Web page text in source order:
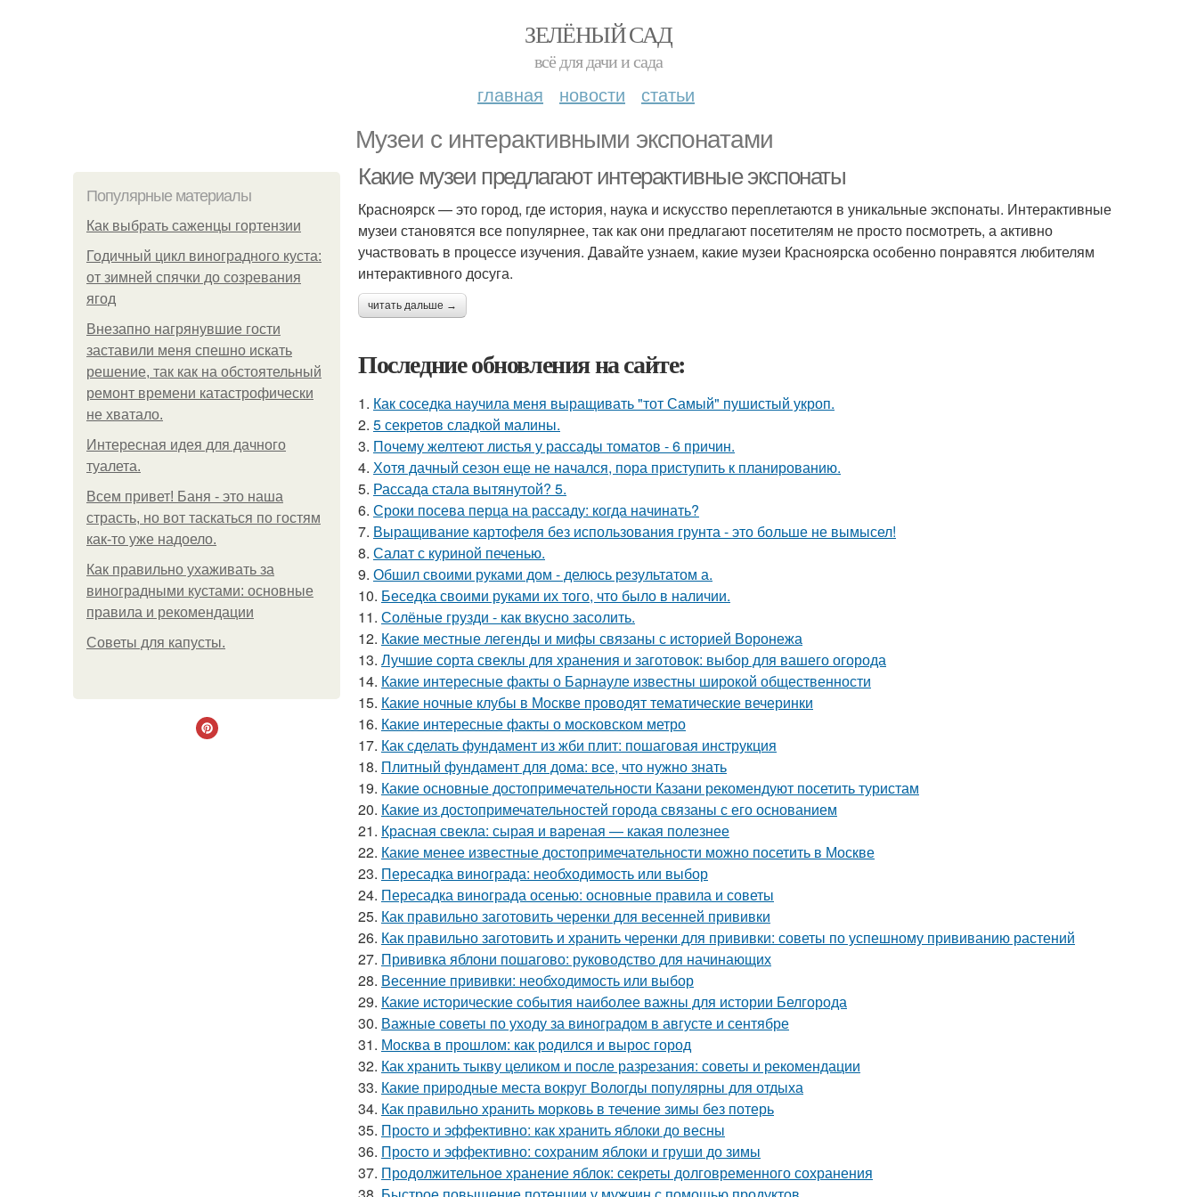
ЗЕЛЁНЫЙ САД
всё для дачи и сада
главная новости статьи
Музеи с интерактивными экспонатами
Популярные материалы
Как выбрать саженцы гортензии
Годичный цикл виноградного куста:
от зимней спячки до созревания
ягод
Внезапно нагрянувшие гости
заставили меня спешно искать
решение, так как на обстоятельный
ремонт времени катастрофически
не хватало.
Интересная идея для дачного
туалета.
Всем привет! Баня - это наша
страсть, но вот таскаться по гостям
как-то уже надоело.
Как правильно ухаживать за
виноградными кустами: основные
правила и рекомендации
Советы для капусты.
Какие музеи предлагают интерактивные экспонаты
Красноярск — это город, где история, наука и искусство переплетаются в уникальные экспонаты. Интерактивные
музеи становятся все популярнее, так как они предлагают посетителям не просто посмотреть, а активно
участвовать в процессе изучения. Давайте узнаем, какие музеи Красноярска особенно понравятся любителям
интерактивного досуга.
читать дальше →
Последние обновления на сайте:
1. Как соседка научила меня выращивать "тот Самый" пушистый укроп.
2. 5 секретов сладкой малины.
3. Почему желтеют листья у рассады томатов - 6 причин.
4. Хотя дачный сезон еще не начался, пора приступить к планированию.
5. Рассада стала вытянутой? 5.
6. Сроки посева перца на рассаду: когда начинать?
7. Выращивание картофеля без использования грунта - это больше не вымысел!
8. Салат с куриной печенью.
9. Обшил своими руками дом - делюсь результатом а.
10. Беседка своими руками их того, что было в наличии.
11. Солёные грузди - как вкусно засолить.
12. Какие местные легенды и мифы связаны с историей Воронежа
13. Лучшие сорта свеклы для хранения и заготовок: выбор для вашего огорода
14. Какие интересные факты о Барнауле известны широкой общественности
15. Какие ночные клубы в Москве проводят тематические вечеринки
16. Какие интересные факты о московском метро
17. Как сделать фундамент из жби плит: пошаговая инструкция
18. Плитный фундамент для дома: все, что нужно знать
19. Какие основные достопримечательности Казани рекомендуют посетить туристам
20. Какие из достопримечательностей города связаны с его основанием
21. Красная свекла: сырая и вареная — какая полезнее
22. Какие менее известные достопримечательности можно посетить в Москве
23. Пересадка винограда: необходимость или выбор
24. Пересадка винограда осенью: основные правила и советы
25. Как правильно заготовить черенки для весенней прививки
26. Как правильно заготовить и хранить черенки для прививки: советы по успешному прививанию растений
27. Прививка яблони пошагово: руководство для начинающих
28. Весенние прививки: необходимость или выбор
29. Какие исторические события наиболее важны для истории Белгорода
30. Важные советы по уходу за виноградом в августе и сентябре
31. Москва в прошлом: как родился и вырос город
32. Как хранить тыкву целиком и после разрезания: советы и рекомендации
33. Какие природные места вокруг Вологды популярны для отдыха
34. Как правильно хранить морковь в течение зимы без потерь
35. Просто и эффективно: как хранить яблоки до весны
36. Просто и эффективно: сохраним яблоки и груши до зимы
37. Продолжительное хранение яблок: секреты долговременного сохранения